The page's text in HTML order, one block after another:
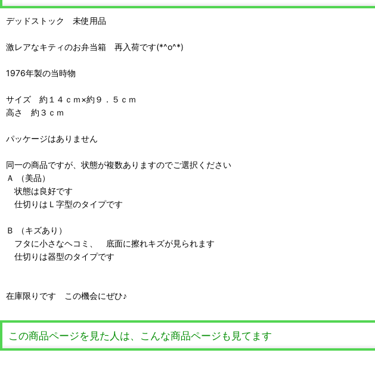
デッドストック 未使用品
激レアなキティのお弁当箱 再入荷です(*^o^*)
1976年製の当時物
サイズ 約１４ｃｍ×約９．５ｃｍ
高さ 約３ｃｍ
パッケージはありません
同一の商品ですが、状態が複数ありますのでご選択ください
Ａ （美品）
状態は良好です
仕切りはＬ字型のタイプです
Ｂ （キズあり）
フタに小さなヘコミ、 底面に擦れキズが見られます
仕切りは器型のタイプです
在庫限りです この機会にぜひ♪
この商品ページを見た人は、こんな商品ページも見てます